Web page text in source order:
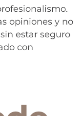
opiniones y no
estar seguro
con